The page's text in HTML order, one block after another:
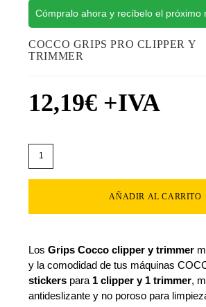
Cómpralo ahora y recíbelo el próximo
COCCO GRIPS PRO CLIPPER Y
TRIMMER
12,19€ +IVA
AÑADIR AL CARRITO
LosGrips Cocco clipper y trimmer
y la comodidad de tus máquinas
stickers para 1 clipper y 1 trimmer,
antideslizante y no poroso para